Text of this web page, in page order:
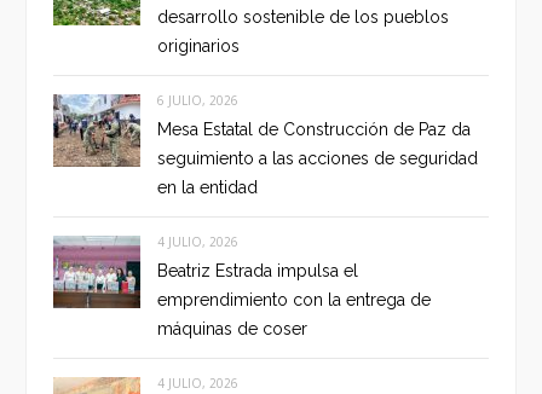
desarrollo sostenible de los pueblos
originarios
6 JULIO, 2026
Mesa Estatal de Construcción de Paz da
seguimiento a las acciones de seguridad
en la entidad
4 JULIO, 2026
Beatriz Estrada impulsa el
emprendimiento con la entrega de
máquinas de coser
4 JULIO, 2026